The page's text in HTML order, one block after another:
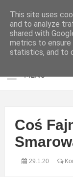
Coś
29.1.20
This site uses
and to analyze
shared with
metrics to ensure
statistics, and to